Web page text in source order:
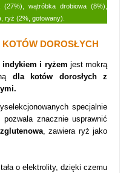
wątróbka drobiowa (8%),
ryż (2%, gotowany).
DOROSŁYCH
indykiem i ryżem jest mokrą
dla kotów dorosłych z
specjalnie
pozwala znacznie usprawnić
, zawiera ryż jako
o elektrolity, dzięki czemu